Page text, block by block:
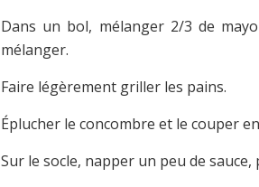
Dans un bol, mélanger 2/3 de
mélanger.
Faire légèrement griller les pains.
Éplucher le concombre et le couper
Sur le socle, napper un peu de